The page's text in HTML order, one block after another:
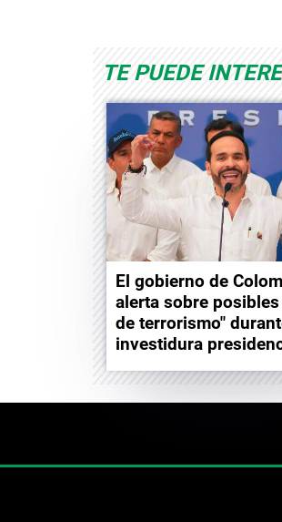
TE PUEDE
El gobierno de
alerta sobre
de terrorismo"
investidura